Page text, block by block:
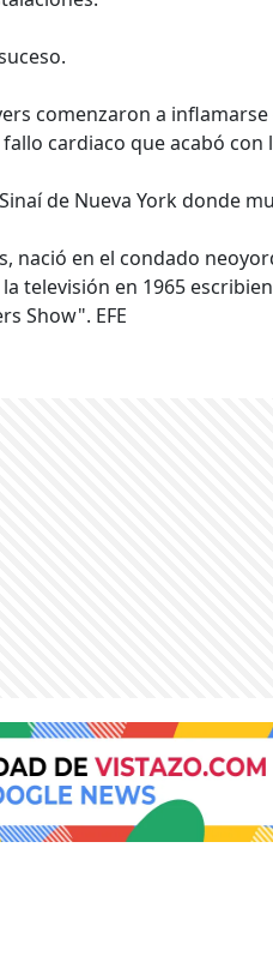
comenzaron a
cardiaco que acabó con
de Nueva York donde
nació en el condado
televisión en 1965
Show". EFE